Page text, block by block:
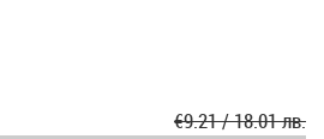
€9.21 / 18.01 лв.